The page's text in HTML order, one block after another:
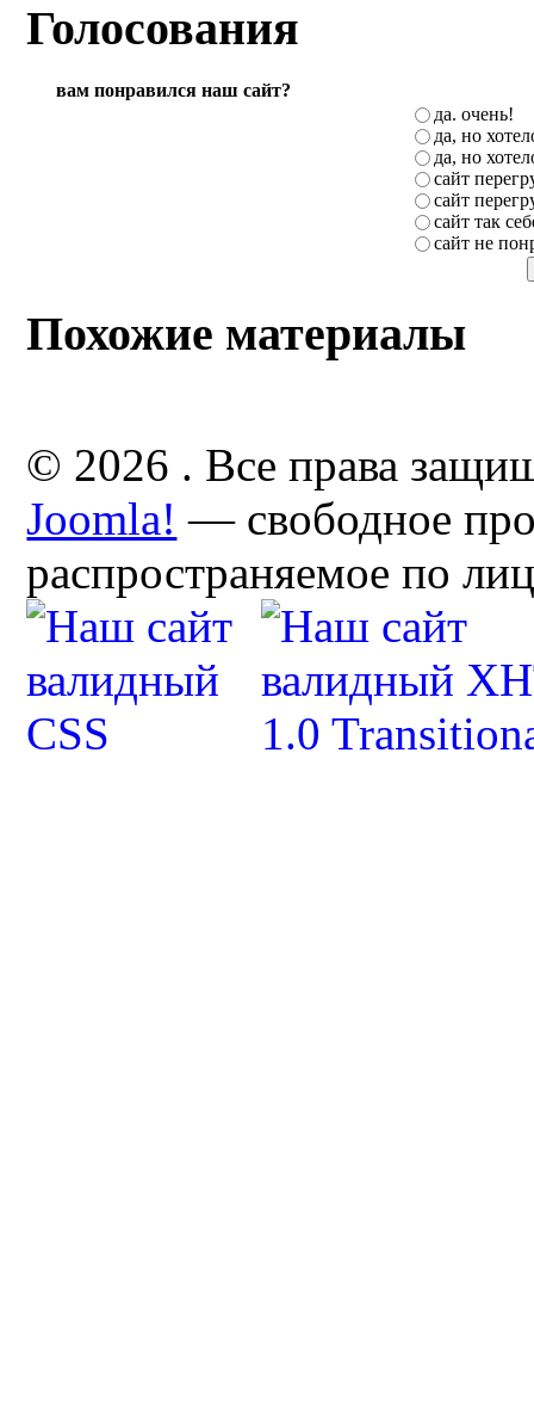
Голосования
вам понравился наш сайт?
да. очень!
да, но
да, но
сайт
сайт
сайт так
сайт не
Похожие материалы
© 2026 . Все права
Joomla! — свободное
распространяемое по